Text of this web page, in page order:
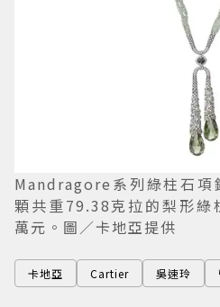
Mandragore系列綠柱石項
顆共重79.38克拉的梨形
萬元。圖／卡地亞提供
卡地亞 Cartier 吳速玲